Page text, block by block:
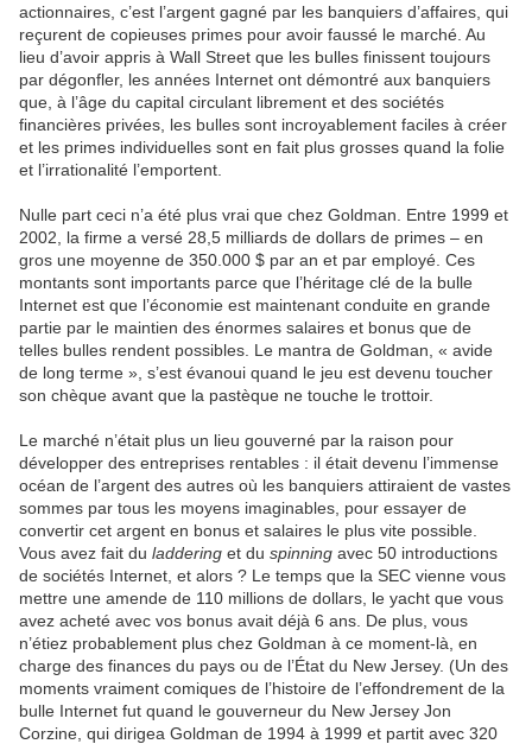
actionnaires, c’est l’argent gagné par les banquiers d’affaires, qui
reçurent de copieuses primes pour avoir faussé le marché. Au
lieu d’avoir appris à Wall Street que les bulles finissent toujours
par dégonfler, les années Internet ont démontré aux banquiers
que, à l’âge du capital circulant librement et des sociétés
financières privées, les bulles sont incroyablement faciles à créer
et les primes individuelles sont en fait plus grosses quand la folie
et l’irrationalité l’emportent.
Nulle part ceci n’a été plus vrai que chez Goldman. Entre 1999 et
2002, la firme a versé 28,5 milliards de dollars de primes – en
gros une moyenne de 350.000 $ par an et par employé. Ces
montants sont importants parce que l’héritage clé de la bulle
Internet est que l’économie est maintenant conduite en grande
partie par le maintien des énormes salaires et bonus que de
telles bulles rendent possibles. Le mantra de Goldman, « avide
de long terme », s’est évanoui quand le jeu est devenu toucher
son chèque avant que la pastèque ne touche le trottoir.
Le marché n’était plus un lieu gouverné par la raison pour
développer des entreprises rentables : il était devenu l’immense
océan de l’argent des autres où les banquiers attiraient de vastes
sommes par tous les moyens imaginables, pour essayer de
convertir cet argent en bonus et salaires le plus vite possible.
Vous avez fait du laddering et du spinning avec 50 introductions
de sociétés Internet, et alors ? Le temps que la SEC vienne vous
mettre une amende de 110 millions de dollars, le yacht que vous
avez acheté avec vos bonus avait déjà 6 ans. De plus, vous
n’étiez probablement plus chez Goldman à ce moment-là, en
charge des finances du pays ou de l’État du New Jersey. (Un des
moments vraiment comiques de l’histoire de l’effondrement de la
bulle Internet fut quand le gouverneur du New Jersey Jon
Corzine, qui dirigea Goldman de 1994 à 1999 et partit avec 320